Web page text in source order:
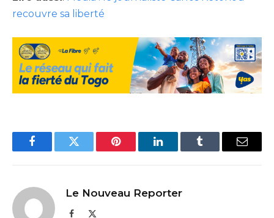
recouvre sa liberté
FacebookTwitter Pinterest LinkedInTumblr Email
Le Nouveau Reporter
Facebook